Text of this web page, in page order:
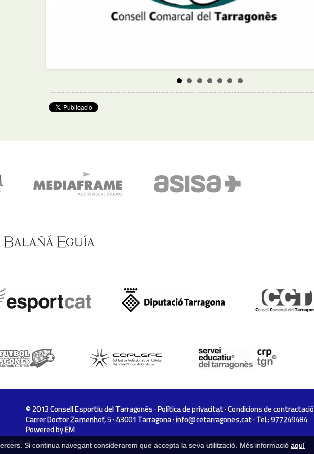
© 2013 Consell Esportiu del Tarragonès ·Política de privacitat·Condicions de contractació
Carrer Doctor Zamenhof, 5 · 43001 Tarragona ·info@cetarragones.cat· Tel.: 977249484
Powered byEM
Si continua navegant considerarem que accepta la seva utilització. Més informació aquí